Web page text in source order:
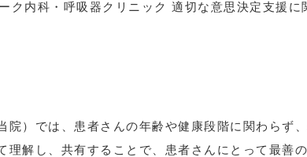
ク内科・呼吸器クリニック 適切な意思決定支援に
）では、患者さんの年齢や健康段階に関わらず
解し、共有することで、患者さんにとって最善